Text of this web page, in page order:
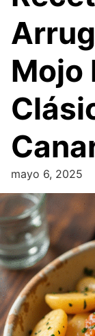
Mojo
mayo 6, 2025